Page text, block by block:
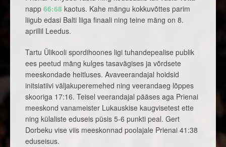
napp 66:68 kaotus. Kahe mängu kokkuvõttes parim
liigub edasi Balti liiga finaali ning teine mäng on 8.
aprillil Leedus.
Tartu Ülikooli spordihoones ligi tuhandepealise publik
ees peetud mäng kulges tasavägises ja võrdsete
meeskondade heitluses. Avaveerandajal hoidsid
initsiatiivi väljakuperemehed ning veerandaeg lõppes
skooriga 17:16. Teisel veerandajal pääses aga Prienai
meeskond vanameister Lukauskise kaugvisetest ette
ning külaliste eduseis püsis 5-6 punkti peal. Gert
Dorbeku vise viis meeskonnad poolajale Prienai 41:38
eduseisus.